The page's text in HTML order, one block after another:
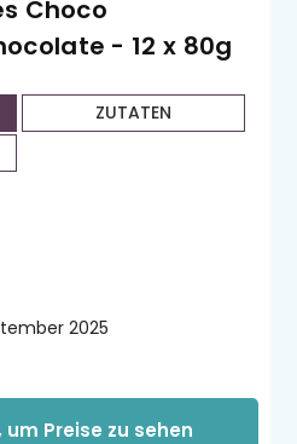
Choco
- 12 x 80g
ZUTATEN
2025
Preise zu sehen